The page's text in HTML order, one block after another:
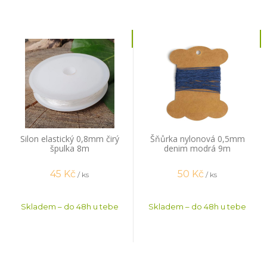
Silon elastický 0,8mm čirý
špulka 8m
45 Kč / ks
Skladem – do 48h u tebe
Šňůrka nylonová 0,5mm
denim modrá 9m
50 Kč / ks
Skladem – do 48h u tebe